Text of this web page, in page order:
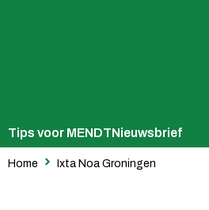
Tips voor MENDTNieuwsbrief
Home Ixta Noa Groningen